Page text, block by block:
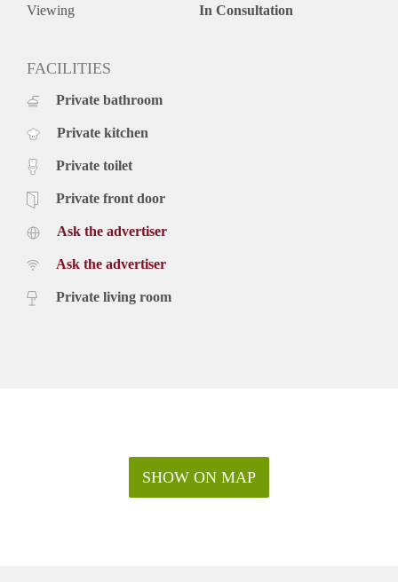
wandel en fiets routes. In de 17e eeuw, de Gouden Eeuw,
buitenplaatsen bouwen of verbouwen. Nu is de Vecht een
wandel en fiets routes.
- Geschikt voor een alleenstaand persoon of een stel
- Mogelijkheid tot het stallen van je fiets achter een afgesloten
ruimte
- Eindschoonmaak verplicht
tot verlenging
- Borg gelijk aan 2 maanden huur
- Beschikbaar per 1 september 2021
Prijs
Viewing In Consultation
FACILITIES
Private bathroom
Private kitchen
Private toilet
Private front door
Ask the advertiser
Ask the advertiser
Private living room
SHOW ON MAP